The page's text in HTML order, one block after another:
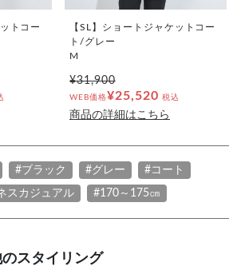
トコー
【SL】ショートジャケットコー
ト/グレー
M
¥31,900
WEB価格¥25,520 税込
商品の詳細はこちら
#ブラック #グレー #コート
スカジュアル #170～175㎝
スタイリング